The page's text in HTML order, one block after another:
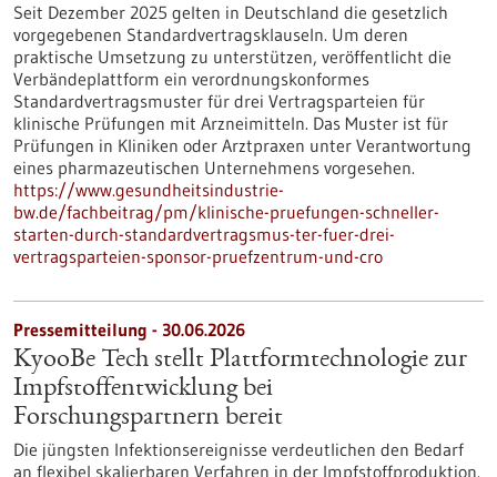
Seit Dezember 2025 gelten in Deutschland die gesetzlich
vorgegebenen Standardvertragsklauseln. Um deren
praktische Umsetzung zu unterstützen, veröffentlicht die
Verbändeplattform ein verordnungskonformes
Standardvertragsmuster für drei Vertragsparteien für
klinische Prüfungen mit Arzneimitteln. Das Muster ist für
Prüfungen in Kliniken oder Arztpraxen unter Verantwortung
eines pharmazeutischen Unternehmens vorgesehen.
https://www.gesundheitsindustrie-
bw.de/fachbeitrag/pm/klinische-pruefungen-schneller-
starten-durch-standardvertragsmus-ter-fuer-drei-
vertragsparteien-sponsor-pruefzentrum-und-cro
Pressemitteilung - 30.06.2026
KyooBe Tech stellt Plattformtechnologie zur
Impfstoffentwicklung bei
Forschungspartnern bereit
Die jüngsten Infektionsereignisse verdeutlichen den Bedarf
an flexibel skalierbaren Verfahren in der Impfstoffproduktion.